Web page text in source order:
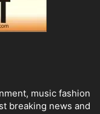
music fashion
breaking news and